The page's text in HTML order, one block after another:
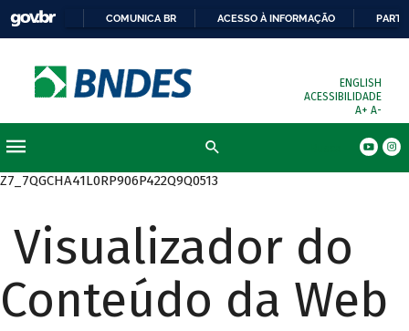
COMUNICA BR ACESSO À INFORMAÇÃO
ENGLISH
ACESSIBILIDADE
A+ A-
Z7_7QGCHA41L0RP906P422Q9Q0513
Visualizador do
Conteúdo da Web